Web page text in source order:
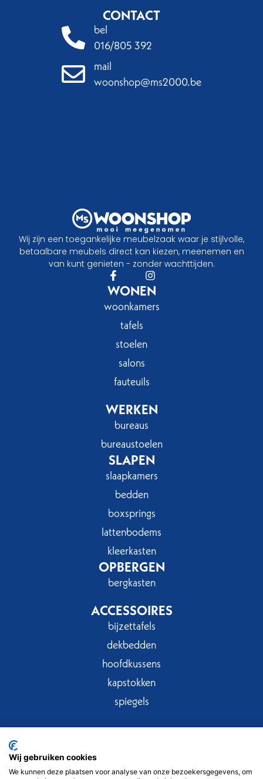
Wij zijn een toegankelijke meubelzaak waar je stijlvolle,
betaalbare meubels direct kan kiezen, meenemen en
van kunt genieten - zonder wachttijden.
WONEN
woonkamers
tafels
stoelen
salons
fauteuils
WERKEN
bureaus
bureaustoelen
SLAPEN
slaapkamers
bedden
boxsprings
lattenbodems
kleerkasten
OPBERGEN
bergkasten
ACCESSOIRES
bijzettafels
dekbedden
hoofdkussens
kapstokken
spiegels
CONTACT
bel
016/805 392
mail
woonshop@ms2000.be
Copyright © 2025Privacy Cookies
Wij gebruiken cookies
We kunnen deze plaatsen voor analyse van onze bezoekersgegevens, om